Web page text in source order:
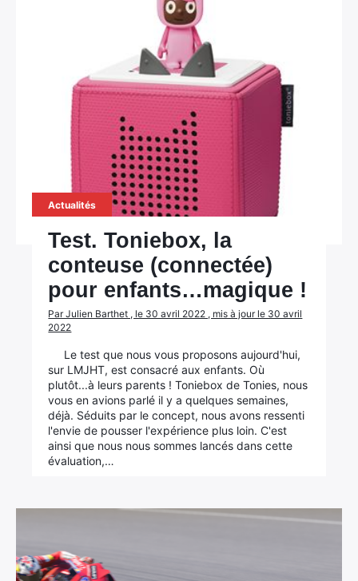
Actualités
Test. Toniebox, la
conteuse (connectée)
pour enfants…magique !
Par Julien Barthet , le 30 avril 2022 , mis à jour le 30 avril
2022
Le test que nous vous proposons aujourd'hui,
sur LMJHT, est consacré aux enfants. Où
plutôt...à leurs parents ! Toniebox de Tonies, nous
vous en avions parlé il y a quelques semaines,
déjà. Séduits par le concept, nous avons ressenti
l'envie de pousser l'expérience plus loin. C'est
ainsi que nous nous sommes lancés dans cette
évaluation,…